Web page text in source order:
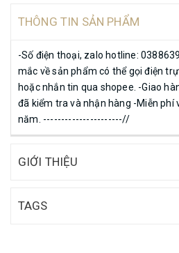
THÔNG TIN SẢN PHẨM
-Số điện thoại, zalo hotline:
mắc về sản phẩm có thể gọi điện
hoặc nhắn tin qua shopee. -Giao
đã kiểm tra và nhận hàng -Miễn phí
năm. ----------------------//
GIỚI THIỆU
TAGS